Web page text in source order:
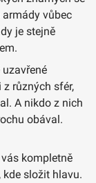
vůbec
je stejně
různých sfér,
A nikdo z nich
obával.
kompletně
složit hlavu.